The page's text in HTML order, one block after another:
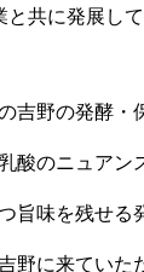
共に発展し
吉野の発酵・
酸のニュアン
旨味を残せる
野に来ていた